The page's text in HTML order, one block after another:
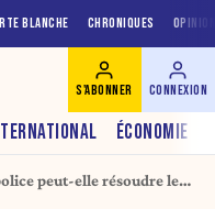
BLANCHE CHRONIQUES
ÉCONOMIE
S'ABONNER CONNEXION
peut-elle résoudre les